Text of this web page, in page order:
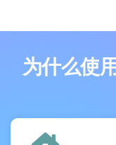
为什么使